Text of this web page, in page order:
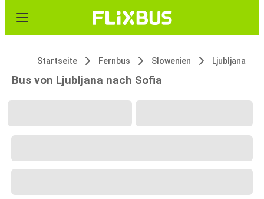
Startseite Fernbus Slowenien Ljubljana
Bus von Ljubljana nach Sofia